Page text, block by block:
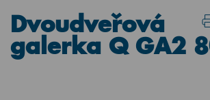
Dvoudveřová
galerka Q GA2